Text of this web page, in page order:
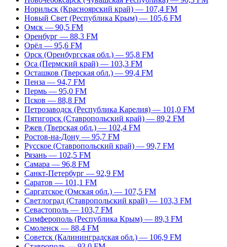
Норильск (Красноярский край) — 107,4 FM
Новый Свет (Республика Крым) — 105,6 FM
Омск — 90,5 FM
Оренбург — 88,3 FM
Орёл — 95,6 FM
Орск (Оренбургская обл.) — 95,8 FM
Оса (Пермский край) — 103,3 FM
Осташков (Тверская обл.) — 99,4 FM
Пенза — 94,7 FM
Пермь — 95,0 FM
Псков — 88,8 FM
Петрозаводск (Республика Карелия) — 101,0 FM
Пятигорск (Ставропольский край) — 89,2 FM
Ржев (Тверская обл.) — 102,4 FM
Ростов-на-Дону — 95,7 FM
Русское (Ставропольский край) — 99,7 FM
Рязань — 102,5 FM
Самара — 96,8 FM
Санкт-Петербург — 92,9 FM
Саратов — 101,1 FM
Саргатское (Омская обл.) — 107,5 FM
Светлоград (Ставропольский край) — 103,3 FM
Севастополь — 103,7 FM
Симферополь (Республика Крым) — 89,3 FM
Смоленск — 88,4 FM
Советск (Калининградская обл.) — 106,9 FM